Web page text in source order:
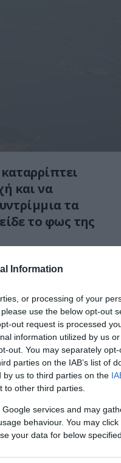
Information
or processing of your
use the below opt-out
out request is processed
information utilized by us
out. You may separately
parties on the IAB’s list of
by us to third parties on the
to other third parties.
services and may
behaviour. You may
your data for below
και να
τα
το φως της
το drone (το
ο πόλεμος
με ελιγμό
και το μαχητικό
δανικό ή και
έντονη
και της
σήμερα την
Δανίας).